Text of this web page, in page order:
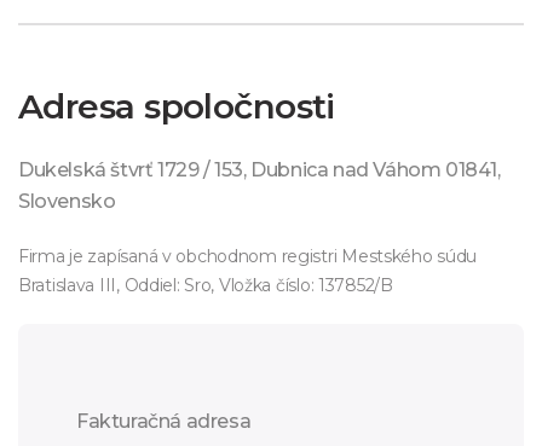
Adresa spoločnosti
Dukelská štvrť 1729 / 153, Dubnica nad Váhom 01841,
Slovensko
Firma je zapísaná v obchodnom registri Mestského súdu
Bratislava III, Oddiel: Sro, Vložka číslo: 137852/B
Fakturačná adresa